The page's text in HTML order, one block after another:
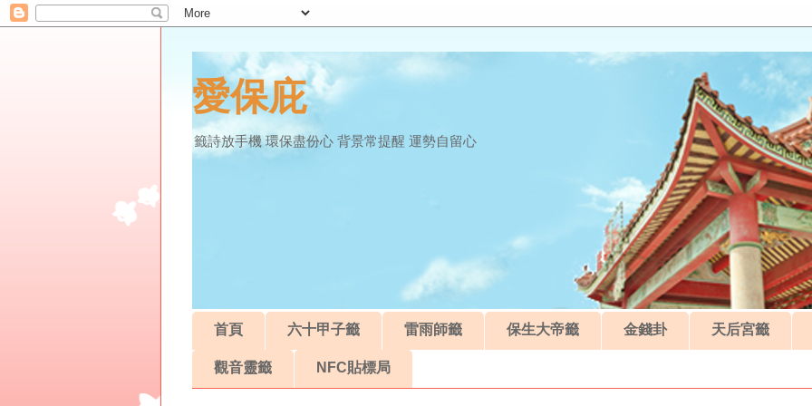
愛保庇
籤詩放手機 環保盡份心 背景常提醒 運勢自留心
首頁 六十甲子籤 雷雨師籤 保生大帝籤 金錢卦 天后宮籤
觀音靈籤 NFC貼標局